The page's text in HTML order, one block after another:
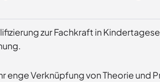
zur Fachkraft in
enge Verknüpfung von Theorie